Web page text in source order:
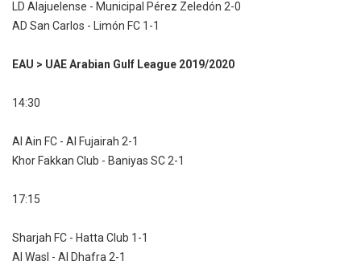
LD Alajuelense - Municipal Pérez Zeledón 2-0
AD San Carlos - Limón FC 1-1
EAU > UAE Arabian Gulf League 2019/2020
14:30
Al Ain FC - Al Fujairah 2-1
Khor Fakkan Club - Baniyas SC 2-1
17:15
Sharjah FC - Hatta Club 1-1
Al Wasl - Al Dhafra 2-1